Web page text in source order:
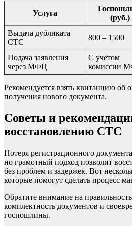
Услуга
(руб.)
Выдача дубликата
СТС
800 – 1500
Подача заявления
через МФЦ
С учетом
комиссии
Рекомендуется взять квитанцию об
получения нового документа.
Советы и
восстановлению СТС
Потеря регистрационного
но грамотный подход позволит
без проблем и задержек. Вот
которые помогут сделать процесс
Обратите внимание на
комплектность документов и
госпошлины.